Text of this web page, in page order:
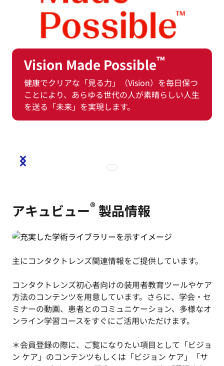
Vision Made Possible™
健康でクリアな「見る力」（Vision）を毎日保つ
ことにより、あらゆる世代の人が素晴らしい人生
を送る「未来」を実現します。
アキュビュー® 製品情報
主にコンタクトレンズ関連情報をご提供しています。
コンタクトレンズ初心者向けの装用者教育ツールやケア
方法のコンテンツを用意しています。さらに、学会・セ
ミナーの動画、患者とのコミュニケーション、多様なオ
ンライン学習コースをすぐにご活用いただけます。
＊会員登録の際に、ご覧になりたい項目として「ビジョ
ン ケア」のコンテンツもしくは「ビジョン ケア」「サ